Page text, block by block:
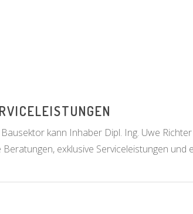
kann Inhaber Dipl. Ing. Uwe
exklusive Serviceleistungen